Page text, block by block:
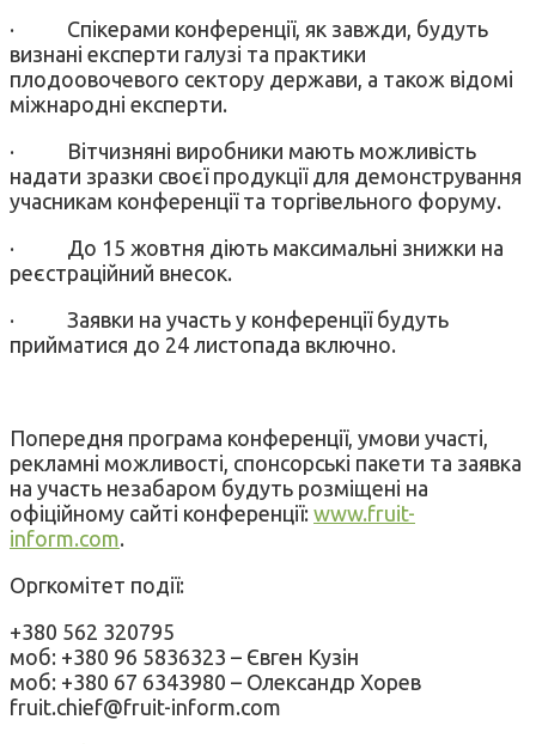
· Спікерами конференції, як завжди, будуть
визнані експерти галузі та практики
плодоовочевого сектору держави, а також відомі
міжнародні експерти.
· Вітчизняні виробники мають можливість
надати зразки своєї продукції для демонстрування
учасникам конференції та торгівельного форуму.
· До 15 жовтня діють максимальні знижки на
реєстраційний внесок.
· Заявки на участь у конференції будуть
прийматися до 24 листопада включно.
Попередня програма конференції, умови участі,
рекламні можливості, спонсорські пакети та заявка
на участь незабаром будуть розміщені на
офіційному сайті конференції: www.fruit-
inform.com.
Оргкомітет події:
+380 562 320795
моб: +380 96 5836323 – Євген Кузін
моб: +380 67 6343980 – Олександр Хорев
fruit.chief@fruit-inform.com